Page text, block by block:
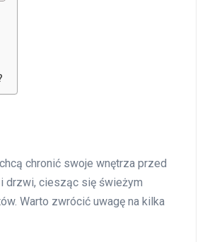
chronić swoje wnętrza przed
drzwi, ciesząc się świeżym
Warto zwrócić uwagę na kilka